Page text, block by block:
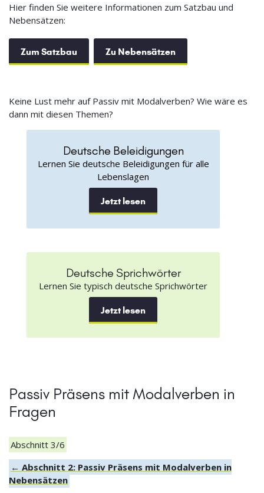
Hier finden Sie weitere Informationen zum Satzbau und
Nebensätzen:
Zum Satzbau Zu Nebensätzen
Keine Lust mehr auf Passiv mit Modalverben? Wie wäre es
dann mit diesen Themen?
Deutsche Beleidigungen
Lernen Sie deutsche Beleidigungen für alle
Lebenslagen
Jetzt lesen
Deutsche Sprichwörter
Lernen Sie typisch deutsche Sprichwörter
Jetzt lesen
Passiv Präsens mit Modalverben in
Fragen
Abschnitt 3/6
← Abschnitt 2: Passiv Präsens mit Modalverben in
Nebensätzen